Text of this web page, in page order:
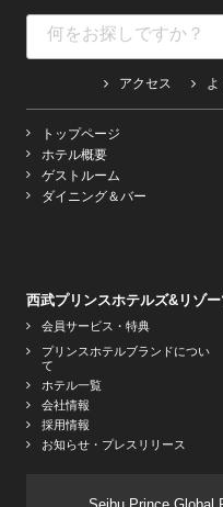
アクセス よ
トップページ
ホテル概要
ゲストルーム
ダイニング＆バー
西武プリンスホテルズ&リゾー
会員サービス・特典
プリンスホテルブランドについ
て
ホテル一覧
会社情報
採用情報
お知らせ・プレスリリース